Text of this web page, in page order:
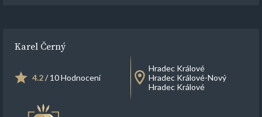
Karel Černý
4.2/ 10 Hodnocení
Hradec Králové
Hradec Králové-Nový
Hradec Králové